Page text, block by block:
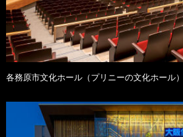
各務原市文化ホール（プリニーの文化ホール）